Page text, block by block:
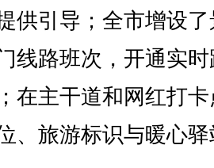
供引导；全市增设
线路班次，开通实
在主干道和网红打
、旅游标识与暖心